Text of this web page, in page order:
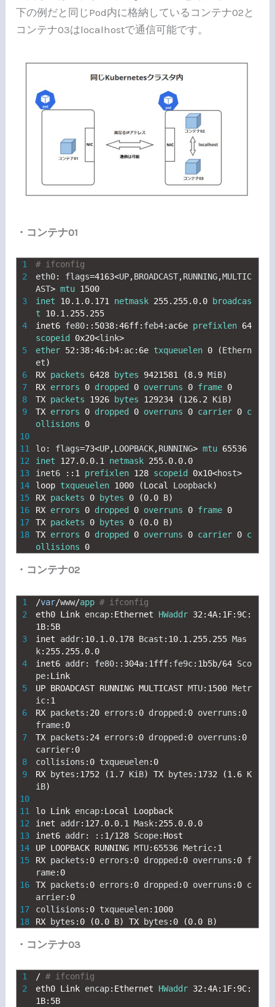
下の例だと同じPod内に格納しているコンテナ02と
コンテナ03はlocalhostで通信可能です。
・コンテナ01
1
2
3
4
5
6
7
8
9
10
11
12
13
14
15
16
17
18
# ifconfig
eth0: flags=4163<UP,BROADCAST,RUNNING,MULTIC
AST> mtu 1500
inet
10.1.0.171 netmask 255.255.0.0
broadcas
t
10.1.255.255
inet6 fe80:: 5038:46ff: feb4: ac6e prefixlen 64
scopeid
0x20<link>
ether 52: 38:46: b4: ac: 6e txqueuelen 0 (Ethern
et)
RX packets 6428 bytes 9421581 (8.9 MiB)
RX errors 0 dropped 0 overruns 0 frame 0
TX packets 1926 bytes 129234 (126.2 KiB)
TX errors 0 dropped 0 overruns 0 carrier 0 c
ollisions
0
lo: flags=73<UP,LOOPBACK,RUNNING> mtu 65536
inet
127.0.0.1 netmask 255.0.0.0
inet6
:: 1 prefixlen 128 scopeid 0x10<host>
loop txqueuelen 1000 (Local Loopback)
RX packets 0 bytes 0 (0.0 B)
RX errors 0 dropped 0 overruns 0 frame 0
TX packets 0 bytes 0 (0.0 B)
TX errors 0 dropped 0 overruns 0 carrier 0 c
ollisions
0
・コンテナ02
1
2
3
4
5
6
7
8
9
10
11
12
13
14
15
16
17
18
/var/www/app # ifconfig
eth0 Link encap: Ethernet HWaddr 32 :4A: 1F: 9C:
1B: 5B
inet addr: 10.1.0.178 Bcast : 10.1.255.255 Mas
k: 255.255.0.0
inet6 addr: fe80:: 304a: 1fff: fe9c: 1b5b/64 Sco
pe: Link
UP BROADCAST RUNNING MULTICAST MTU: 1500 Metr
ic: 1
RX packets : 20 errors : 0 dropped : 0 overruns : 0
frame: 0
TX packets : 24 errors : 0 dropped : 0 overruns : 0
carrier: 0
collisions : 0 txqueuelen: 0
RX bytes : 1752 (1.7 KiB) TX bytes : 1732 (1.6 K
iB)
lo Link encap: Local Loopback
inet addr: 127.0.0.1 Mask: 255.0.0.0
inet6 addr: :: 1 /128 Scope: Host
UP LOOPBACK RUNNING MTU: 65536 Metric: 1
RX packets : 0 errors : 0 dropped : 0 overruns : 0 f
rame: 0
TX packets : 0 errors : 0 dropped : 0 overruns : 0 c
arrier: 0
collisions : 0 txqueuelen: 1000
RX bytes : 0 (0.0 B) TX bytes : 0 (0.0 B)
・コンテナ03
1
2
/ # ifconfig
eth0 Link encap: Ethernet HWaddr 32 :4A: 1F: 9C:
1B: 5B